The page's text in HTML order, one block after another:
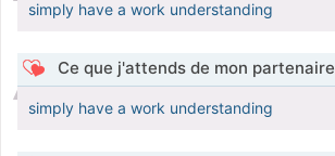
simply have a work understanding
Ce que j'attends de mon partenaire
simply have a work understanding